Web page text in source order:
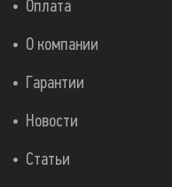
Оплата
О компании
Гарантии
Новости
Статьи